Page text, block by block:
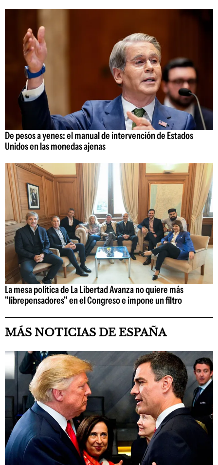
De pesos a yenes: el manual de intervención de Estados
Unidos en las monedas ajenas
La mesa política de La Libertad Avanza no quiere más
"librepensadores" en el Congreso e impone un filtro
MÁS NOTICIAS DE ESPAÑA